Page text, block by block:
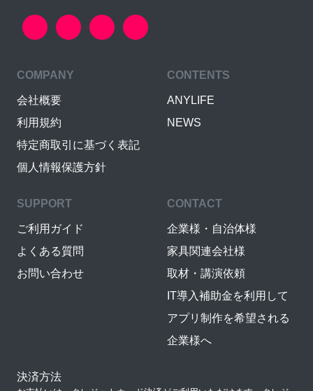
COMPANY
会社概要
利用規約
特定商取引に基づく表記
個人情報保護方針
CONTENTS
ANYLIFE
NEWS
SUPPORT
ご利用ガイド
よくある質問
お問い合わせ
CONTACT
企業様・自治体様
家具関連会社様
取材・講演依頼
IT導入補助金を利用して
アプリ制作を希望される
企業様へ
決済方法